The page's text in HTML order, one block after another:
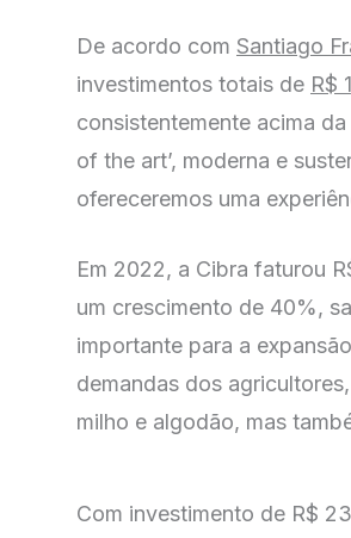
De acordo com Santiago
investimentos totais de R$
consistentemente acima
of the art’, moderna e
ofereceremos uma
Em 2022, a Cibra faturou
um crescimento de 40%,
importante para a
demandas dos
milho e algodão, mas
Com investimento de R$